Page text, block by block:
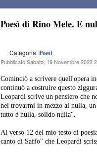
Poesì di Rino Mele. E
Categoria:Poesì
Pubblicato Sabato, 19 Novembre 2022
Cominciò a scrivere quell'opera
continuò a costruire questo
Leopardi scrive un pensiero che
nel trovarmi in mezzo al nulla, un
tutto è nulla, solido nulla".
Al verso 12 del mio testo di
canto di Saffo" che Leopardi